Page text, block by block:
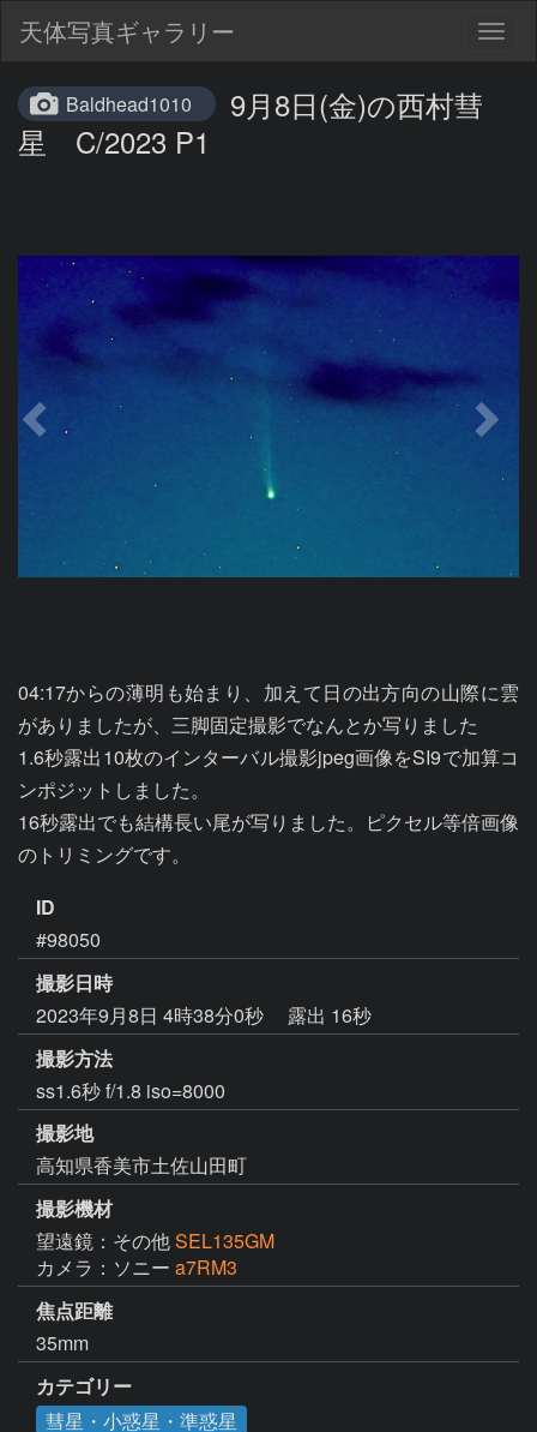
天体写真ギャラリー
Baldhead1010
9月8日(金)の西村彗
星 C/2023 P1
04:17からの薄明も始まり、加えて日の出方向の山際に雲
がありましたが、三脚固定撮影でなんとか写りました
1.6秒露出10枚のインターバル撮影jpeg画像をSI9で加算コ
ンポジットしました。
16秒露出でも結構長い尾が写りました。ピクセル等倍画像
のトリミングです。
ID
#98050
撮影日時
2023年9月8日 4時38分0秒
露出 16秒
撮影方法
ss1.6秒 f/1.8 iso=8000
撮影地
高知県香美市土佐山田町
撮影機材
望遠鏡：その他SEL135GM
カメラ：ソニー a7RM3
焦点距離
35mm
カテゴリー
彗星・小惑星・準惑星